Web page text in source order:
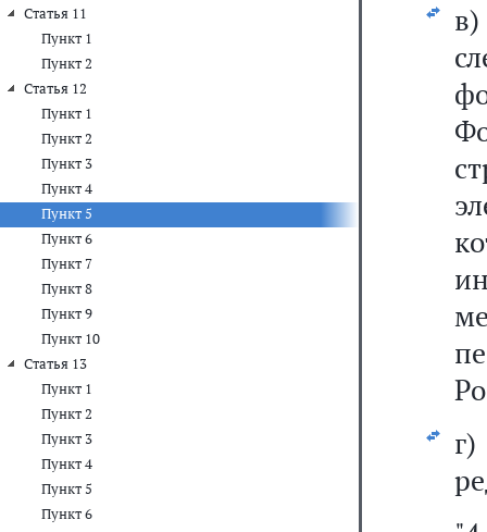
Статья 11
Пункт 1
Пункт 2
Статья 12
Пункт 1
Пункт 2
Пункт 3
Пункт 4
Пункт 5
Пункт 6
Пункт 7
Пункт 8
Пункт 9
Пункт 10
Статья 13
Пункт 1
Пункт 2
Пункт 3
Пункт 4
Пункт 5
Пункт 6